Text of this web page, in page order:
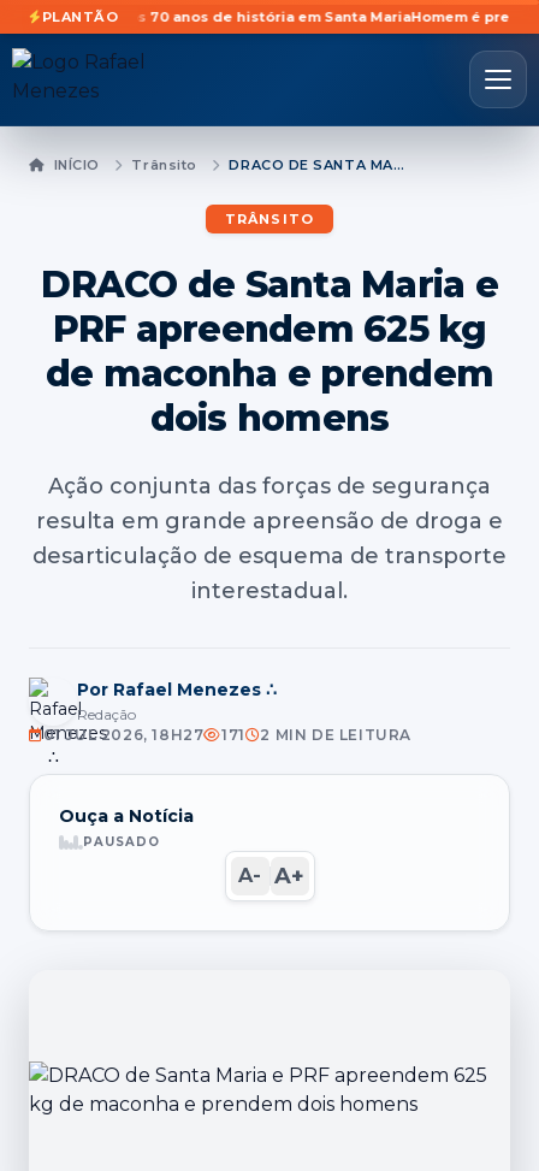
PLANTÃO
após 70 anos de história em Santa MariaHomem é preso
INÍCIO Trânsito DRACO DE SANTA MARIA E PRF APREENDEM 625 KG DE MACONHA E PRENDEM DOIS HOMENS
TRÂNSITO
DRACO de Santa Maria e
PRF apreendem 625 kg
de maconha e prendem
dois homens
Ação conjunta das forças de segurança
resulta em grande apreensão de droga e
desarticulação de esquema de transporte
interestadual.
Por Rafael Menezes ∴
Redação
01 JUL 2026, 18H27
171 2 MIN DE LEITURA
Ouça a Notícia
PAUSADO
A- A+